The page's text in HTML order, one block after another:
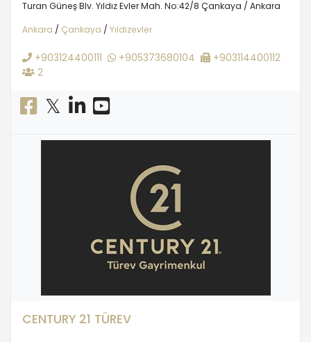
Turan Güneş Blv. Yıldız Evler Mah. No:42/8 Çankaya / Ankara
Ankara / Çankaya / Yıldızevler
+903124400111 +905373680104
+903114400112
2
CENTURY 21 TÜREV